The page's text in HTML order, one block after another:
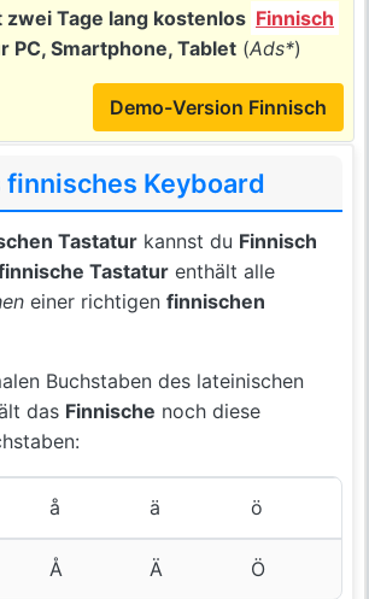
zwei Tage lang kostenlos Finnisch
PC, Smartphone, Tablet (Ads*)
Demo-Version Finnisch
Keyboard
Tastatur kannst du Finnisch
Tastatur enthält alle
einer richtigen finnischen
Buchstaben des lateinischen
das Finnische noch diese
å ä ö
Å Ä Ö